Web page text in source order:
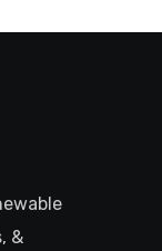
&